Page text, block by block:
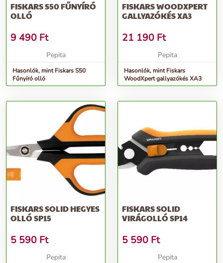
FISKARS S50 FŰNYÍRÓ
OLLÓ
9 490 Ft
Pepita
Hasonlók, mint Fiskars S50
Fűnyíró olló
FISKARS WOODXPERT
GALLYAZÓKÉS XA3
21 190 Ft
Pepita
Hasonlók, mint Fiskars
WoodXpert gallyazókés XA3
FISKARS SOLID HEGYES
OLLÓ SP15
5 590 Ft
Pepita
FISKARS SOLID
VIRÁGOLLÓ SP14
5 590 Ft
Pepita